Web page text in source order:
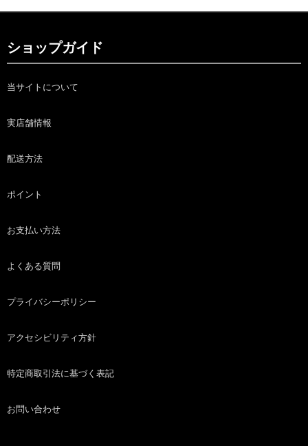
ショップガイド
当サイトについて
実店舗情報
配送方法
ポイント
お支払い方法
よくある質問
プライバシーポリシー
アクセシビリティ方針
特定商取引法に基づく表記
お問い合わせ